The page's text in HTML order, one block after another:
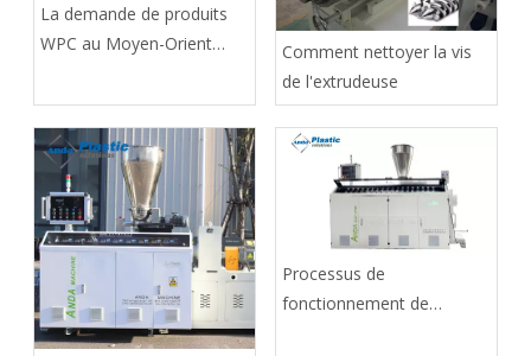
La demande de produits
WPC au Moyen-Orient
significative
Comment nettoyer la vis
de l'extrudeuse
Processus de
fonctionnement de